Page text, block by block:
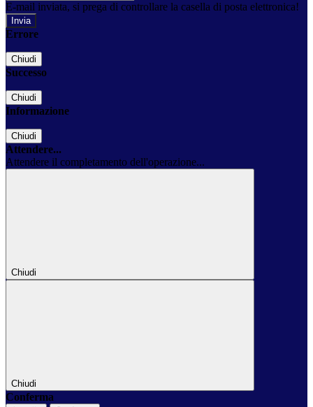
E-mail inviata, si prega di controllare la casella di posta elettronica!
Errore
Chiudi
Successo
Chiudi
Informazione
Chiudi
Attendere...
Attendere il completamento dell'operazione...
Chiudi
Chiudi
Conferma